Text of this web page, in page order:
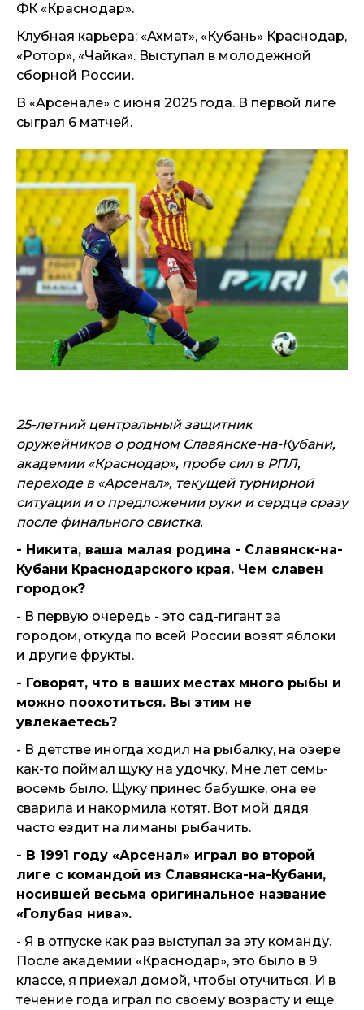
ФК «Краснодар».
Клубная карьера: «Ахмат», «Кубань» Краснодар,
«Ротор», «Чайка». Выступал в молодежной
сборной России.
В «Арсенале» с июня 2025 года. В первой лиге
сыграл 6 матчей.
25-летний центральный защитник
оружейников о родном Славянске-на-Кубани,
академии «Краснодар», пробе сил в РПЛ,
переходе в «Арсенал», текущей турнирной
ситуации и о предложении руки и сердца сразу
после финального свистка.
- Никита, ваша малая родина - Славянск-на-
Кубани Краснодарского края. Чем славен
городок?
- В первую очередь - это сад-гигант за
городом, откуда по всей России возят яблоки
и другие фрукты.
- Говорят, что в ваших местах много рыбы и
можно поохотиться. Вы этим не
увлекаетесь?
- В детстве иногда ходил на рыбалку, на озере
как-то поймал щуку на удочку. Мне лет семь-
восемь было. Щуку принес бабушке, она ее
сварила и накормила котят. Вот мой дядя
часто ездит на лиманы рыбачить.
- В 1991 году «Арсенал» играл во второй
лиге с командой из Славянска-на-Кубани,
носившей весьма оригинальное название
«Голубая нива».
- Я в отпуске как раз выступал за эту команду.
После академии «Краснодар», это было в 9
классе, я приехал домой, чтобы отучиться. И в
течение года играл по своему возрасту и еще